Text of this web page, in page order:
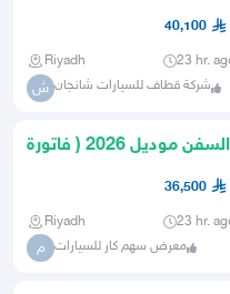
40,100
Riyadh 23 hr.
ش شركة قطاف للسيارات شانجان
شانجان السفن موديل 2026 ( فاتورة
36,500
Riyadh 23 hr.
م معرض سهم كار للسيارات